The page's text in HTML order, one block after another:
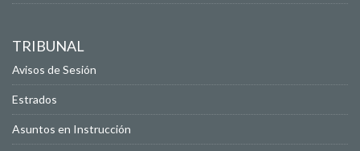
TRIBUNAL
Avisos de Sesión
Estrados
Asuntos en Instrucción